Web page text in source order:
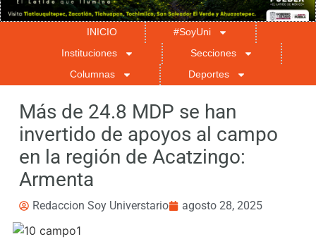
INICIO
#SoyUni
Instituciones
Secciones
Columnas
Deportes
Más de 24.8 MDP se han
invertido de apoyos al campo
en la región de Acatzingo:
Armenta
Redaccion Soy Universtario agosto 28, 2025